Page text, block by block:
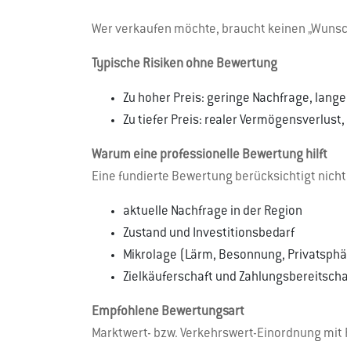
Wer verkaufen möchte, braucht keinen
Typische Risiken ohne Bewertung
Zu hoher Preis: geringe Nachfrage,
Zu tiefer Preis: realer
Warum eine professionelle Bewertung hilft
Eine fundierte Bewertung berücksichtigt
aktuelle Nachfrage in der Region
Zustand und Investitionsbedarf
Mikrolage (Lärm, Besonnung,
Zielkäuferschaft und
Empfohlene Bewertungsart
Marktwert- bzw. Verkehrswert-Einordnung